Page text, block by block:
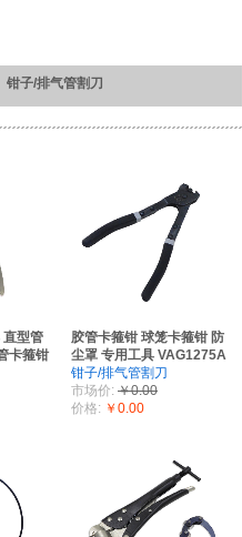
钳子/排气管割刀
直型管
卡箍钳
胶管卡箍钳 球笼卡箍钳 防
尘罩 专用工具 VAG1275A
钳子/排气管割刀
市场价: ￥0.00
价格: ￥0.00